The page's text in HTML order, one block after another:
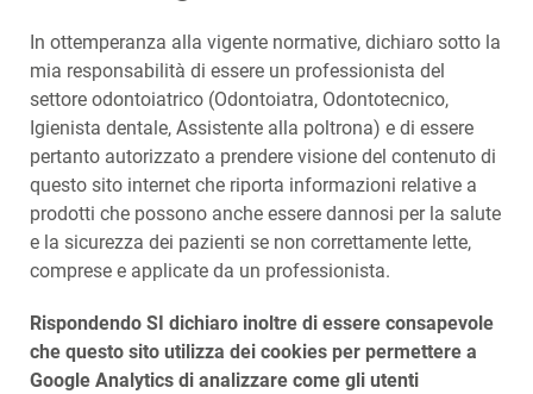
In ottemperanza alla vigente normative, dichiaro sotto la
mia responsabilità di essere un professionista del
settore odontoiatrico (Odontoiatra, Odontotecnico,
Igienista dentale, Assistente alla poltrona) e di essere
pertanto autorizzato a prendere visione del contenuto di
questo sito internet che riporta informazioni relative a
prodotti che possono anche essere dannosi per la salute
e la sicurezza dei pazienti se non correttamente lette,
comprese e applicate da un professionista.
Rispondendo SI dichiaro inoltre di essere consapevole
che questo sito utilizza dei cookies per permettere a
Google Analytics di analizzare come gli utenti